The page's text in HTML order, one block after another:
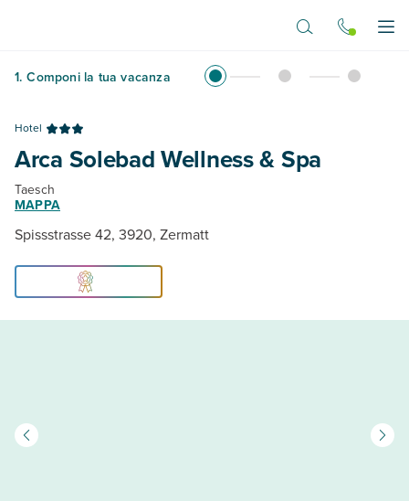
1. Componi la tua vacanza
Hotel
Arca Solebad Wellness & Spa
Taesch
MAPPA
Spissstrasse 42, 3920, Zermatt